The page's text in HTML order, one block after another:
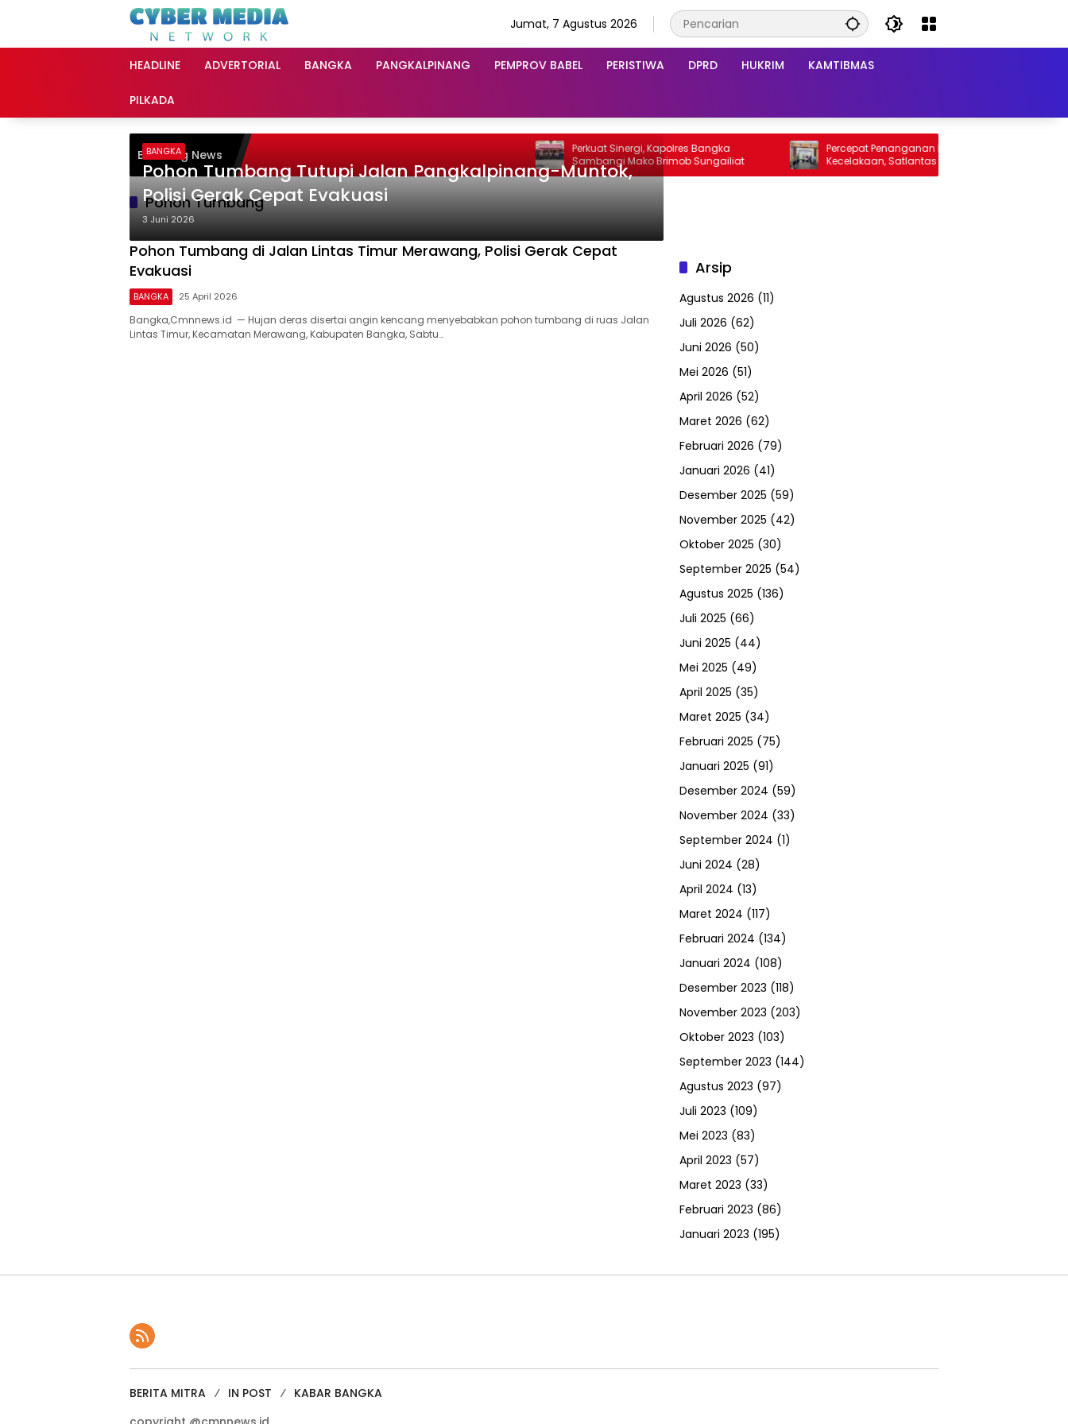
Jumat, 7 Agustus 2026
HEADLINE ADVERTORIAL BANGKA PANGKALPINANG PEMPROV BABEL PERISTIWA DPRD HUKRIM KAMTIBMAS
PILKADA
Breaking News
Perkuat Sinergi, Kapolres Bangka
Sambangi Mako Brimob Sungailiat
Percepat Penanganan Korban
Kecelakaan, Satlantas Gandeng PSC 119
Pohon Tumbang
BANGKA
Pohon Tumbang Tutupi Jalan Pangkalpinang-Muntok,
Polisi Gerak Cepat Evakuasi
3 Juni 2026
Pohon Tumbang di Jalan Lintas Timur Merawang, Polisi Gerak Cepat
Evakuasi
BANGKA 25 April 2026
Bangka,Cmnnews.id — Hujan deras disertai angin kencang menyebabkan pohon tumbang di ruas Jalan
Lintas Timur, Kecamatan Merawang, Kabupaten Bangka, Sabtu…
Arsip
Agustus 2026 (11)
Juli 2026 (62)
Juni 2026 (50)
Mei 2026 (51)
April 2026 (52)
Maret 2026 (62)
Februari 2026 (79)
Januari 2026 (41)
Desember 2025 (59)
November 2025 (42)
Oktober 2025 (30)
September 2025 (54)
Agustus 2025 (136)
Juli 2025 (66)
Juni 2025 (44)
Mei 2025 (49)
April 2025 (35)
Maret 2025 (34)
Februari 2025 (75)
Januari 2025 (91)
Desember 2024 (59)
November 2024 (33)
September 2024 (1)
Juni 2024 (28)
April 2024 (13)
Maret 2024 (117)
Februari 2024 (134)
Januari 2024 (108)
Desember 2023 (118)
November 2023 (203)
Oktober 2023 (103)
September 2023 (144)
Agustus 2023 (97)
Juli 2023 (109)
Mei 2023 (83)
April 2023 (57)
Maret 2023 (33)
Februari 2023 (86)
Januari 2023 (195)
BERITA MITRA IN POST
KABAR BANGKA